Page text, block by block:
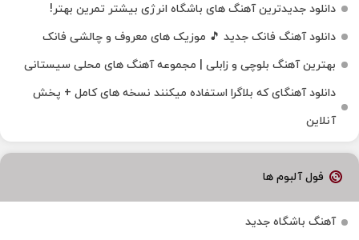
دانلود جدیدترین آهنگ‌ های باشگاه انرژی بیشتر تمرین بهتر!
دانلود آهنگ فانک جدید 🎵 موزیک‌ های معروف و چالشی فانک
بهترین آهنگ بلوچی و زابلی | مجموعه آهنگ‌ های محلی سیستانی
دانلود آهنگای که بلاگرا استفاده میکنند نسخه های کامل + پخش
آنلاین
فول آلبوم ها
آهنگ باشگاه جدید